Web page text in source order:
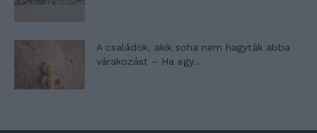
A családok, akik soha nem hagyták abba
várakozást – Ha egy...